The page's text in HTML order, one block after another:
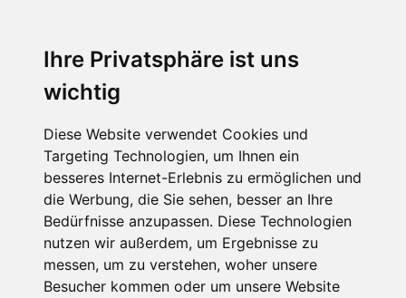
Ihre Privatsphäre ist uns
wichtig
Diese Website verwendet Cookies und
Targeting Technologien, um Ihnen ein
besseres Internet-Erlebnis zu ermöglichen und
die Werbung, die Sie sehen, besser an Ihre
Bedürfnisse anzupassen. Diese Technologien
nutzen wir außerdem, um Ergebnisse zu
messen, um zu verstehen, woher unsere
Besucher kommen oder um unsere Website